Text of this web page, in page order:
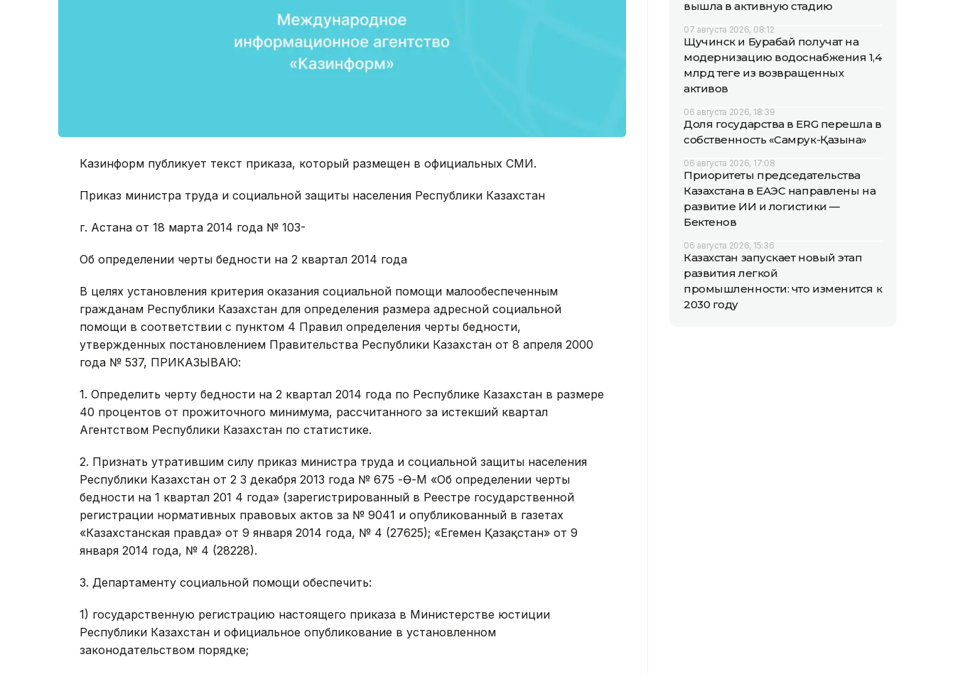
Казинформ публикует текст приказа, который размещен в официальных СМИ.
Приказ министра труда и социальной защиты населения Республики Казахстан
г. Астана от 18 марта 2014 года № 103- ө
Об определении черты бедности на 2 квартал 2014 года
В целях установления критерия оказания социальной помощи малообеспеченным
гражданам Республики Казахстан для определения размера адресной социальной
помощи в соответствии с пунктом 4 Правил определения черты бедности,
утвержденных постановлением Правительства Республики Казахстан от 8 апреля 2000
года № 537, ПРИКАЗЫВАЮ:
1. Определить черту бедности на 2 квартал 2014 года по Республике Казахстан в размере
40 процентов от прожиточного минимума, рассчитанного за истекший квартал
Агентством Республики Казахстан по статистике.
2. Признать утратившим силу приказ министра труда и социальной защиты населения
Республики Казахстан от 2 3 декабря 2013 года № 675 -Ө-М «Об определении черты
бедности на 1 квартал 201 4 года» (зарегистрированный в Реестре государственной
регистрации нормативных правовых актов за № 9041 и опубликованный в газетах
«Казахстанская правда» от 9 января 2014 года, № 4 (27625); «Егемен Қазақстан» от 9
января 2014 года, № 4 (28228).
3. Департаменту социальной помощи обеспечить:
1) государственную регистрацию настоящего приказа в Министерстве юстиции
Республики Казахстан и официальное опубликование в установленном
законодательством порядке;
вышла в активную стадию
07 августа 2026, 08:12
Щучинск и Бурабай получат на
модернизацию водоснабжения 1,4
млрд теңге из возвращенных
активов
06 августа 2026, 18:39
Доля государства в ERG перешла в
собственность «Самрук-Қазына»
06 августа 2026, 17:08
Приоритеты председательства
Казахстана в ЕАЭС направлены на
развитие ИИ и логистики —
Бектенов
06 августа 2026, 15:36
Казахстан запускает новый этап
развития легкой
промышленности: что изменится к
2030 году